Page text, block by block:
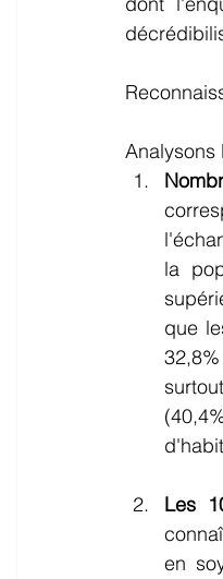
Analysons
la
que
Les
en